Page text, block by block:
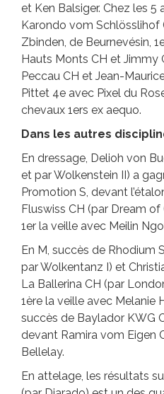
et Ken Balsiger. Chez les 5
Karondo vom Schlösslihof
Zbinden, de Beurnevésin,
Hauts Monts CH et Jimmy
Peccau CH et Jean-
Pittet 4e avec Pixel du
chevaux 1ers ex aequo.
Dans les autres
En dressage, Delioh von
et par Wolkenstein II) a
Promotion S, devant
Fluswiss CH (par Dream of
1er la veille avec Meilin
En M, succès de Rhodium
par Wolkentanz I) et
La Ballerina CH (par
1ère la veille avec Melanie
succès de Baylador KWG
devant Ramira vom Eigen
Bellelay.
En attelage, les résultats